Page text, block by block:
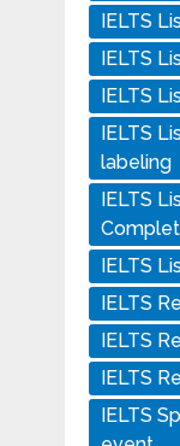
IELTS
IELTS
IELTS
IELTS
labeling
IELTS
IELTS
IELTS
IELTS
IELTS
IELTS